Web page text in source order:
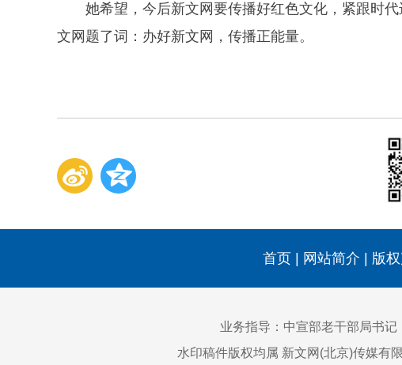
她希望，今后新文网要传播好红色文化，紧跟时
文网题了词：办好新文网，传播正能量。
首页 网站简介 版
业务指导：中宣部老干部局书
水印稿件版权均属 新文网(北京)传媒有